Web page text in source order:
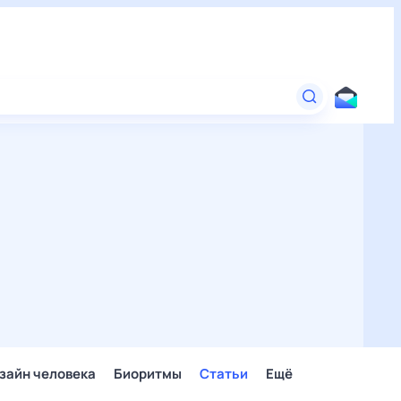
человека Биоритмы Статьи Ещё